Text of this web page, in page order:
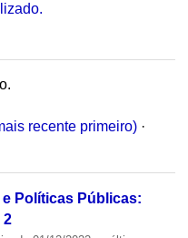
recente primeiro) ·
Políticas Públicas:
2